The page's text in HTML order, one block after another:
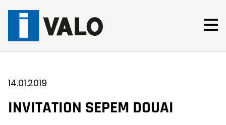
14.01.2019
INVITATION SEPEM DOUAI